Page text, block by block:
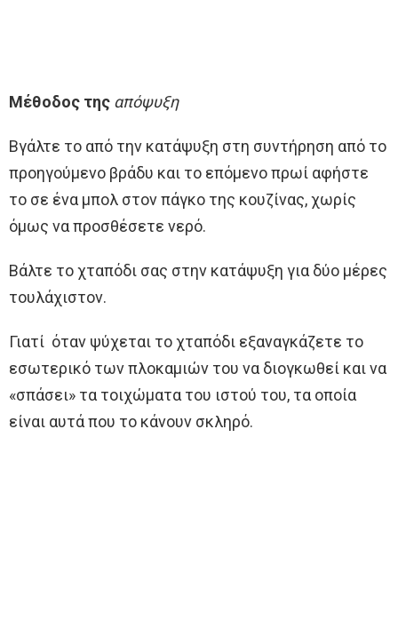
Μέθοδος της απόψυξη
Βγάλτε το από την κατάψυξη στη συντήρηση από το
προηγούμενο βράδυ και το επόμενο πρωί αφήστε
το σε ένα μπολ στον πάγκο της κουζίνας, χωρίς
όμως να προσθέσετε νερό.
Βάλτε το χταπόδι σας στην κατάψυξη για δύο μέρες
τουλάχιστον.
Γιατί όταν ψύχεται το χταπόδι εξαναγκάζετε το
εσωτερικό των πλοκαμιών του να διογκωθεί και να
«σπάσει» τα τοιχώματα του ιστού του, τα οποία
είναι αυτά που το κάνουν σκληρό.